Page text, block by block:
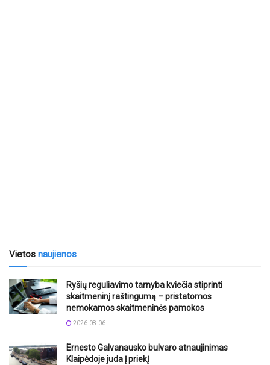
Vietos naujienos
Ryšių reguliavimo tarnyba kviečia stiprinti
skaitmeninį raštingumą – pristatomos
nemokamos skaitmeninės pamokos
2026-08-06
Ernesto Galvanausko bulvaro atnaujinimas
Klaipėdoje juda į priekį